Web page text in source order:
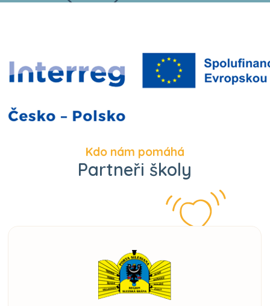
Kdo nám pomáhá
Partneři školy